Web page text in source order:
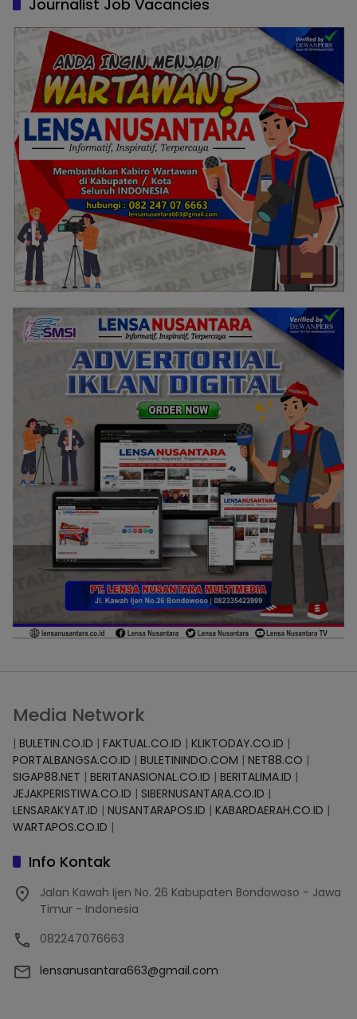
Journalist Job Vacancies
Media Network
| BULETIN.CO.ID | FAKTUAL.CO.ID | KLIKTODAY.CO.ID |
PORTALBANGSA.CO.ID | BULETININDO.COM | NET88.CO |
SIGAP88.NET | BERITANASIONAL.CO.ID | BERITALIMA.ID |
JEJAKPERISTIWA.CO.ID | SIBERNUSANTARA.CO.ID |
LENSARAKYAT.ID | NUSANTARAPOS.ID | KABARDAERAH.CO.ID |
WARTAPOS.CO.ID |
Info Kontak
Jalan Kawah Ijen No. 26 Kabupaten Bondowoso - Jawa
Timur - Indonesia
082247076663
lensanusantara663@gmail.com